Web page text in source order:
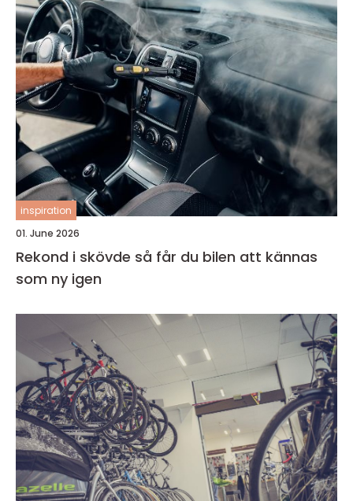
inspiration
01. June 2026
Rekond i skövde så får du bilen att kännas
som ny igen